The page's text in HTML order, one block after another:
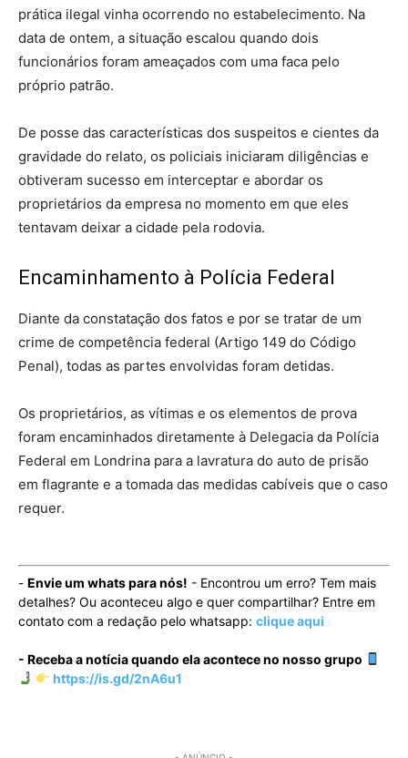
prática ilegal vinha ocorrendo no estabelecimento. Na
data de ontem, a situação escalou quando dois
funcionários foram ameaçados com uma faca pelo
próprio patrão.
De posse das características dos suspeitos e cientes da
gravidade do relato, os policiais iniciaram diligências e
obtiveram sucesso em interceptar e abordar os
proprietários da empresa no momento em que eles
tentavam deixar a cidade pela rodovia.
Encaminhamento à Polícia Federal
Diante da constatação dos fatos e por se tratar de um
crime de competência federal (Artigo 149 do Código
Penal), todas as partes envolvidas foram detidas.
Os proprietários, as vítimas e os elementos de prova
foram encaminhados diretamente à Delegacia da Polícia
Federal em Londrina para a lavratura do auto de prisão
em flagrante e a tomada das medidas cabíveis que o caso
requer.
- Envie um whats para nós! - Encontrou um erro? Tem mais
detalhes? Ou aconteceu algo e quer compartilhar? Entre em
contato com a redação pelo whatsapp: clique aqui
- Receba a notícia quando ela acontece no nosso grupo
https://is.gd/2nA6u1